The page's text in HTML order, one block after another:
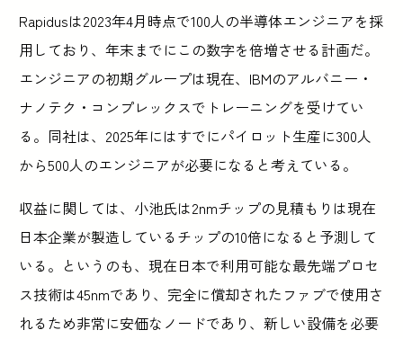
Rapidusは2023年4月時点で100人の半導体エンジニアを採
用しており、年末までにこの数字を倍増させる計画だ。
エンジニアの初期グループは現在、IBMのアルバニー・
ナノテク・コンプレックスでトレーニングを受けてい
る。同社は、2025年にはすでにパイロット生産に300人
から500人のエンジニアが必要になると考えている。
収益に関しては、小池氏は2nmチップの見積もりは現在
日本企業が製造しているチップの10倍になると予測して
いる。というのも、現在日本で利用可能な最先端プロセ
ス技術は45nmであり、完全に償却されたファブで使用さ
れるため非常に安価なノードであり、新しい設備を必要